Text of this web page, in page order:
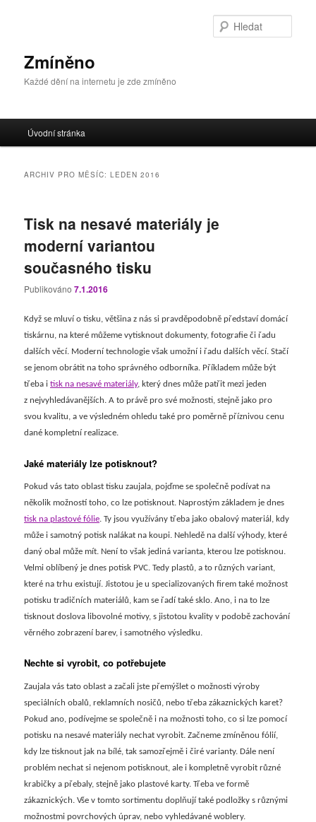
paneluZmíněno
Každé dění na internetu je zde zmíněno
navigační
Úvodní stránka
ARCHIV PRO MĚSÍC:LEDEN 2016
Tisk na nesavé materiály je
moderní variantou
současného tisku
Publikováno7.1.2016
Když se mluví o tisku, většina z nás si pravděpodobně představí domácí
tiskárnu, na které můžeme vytisknout dokumenty, fotografie či řadu
dalších věcí. Moderní technologie však umožní i řadu dalších věcí. Stačí
se jenom obrátit na toho správného odborníka. Příkladem může být
třeba itisk na nesavé materiály, který dnes může patřit mezi jeden
z nejvyhledávanějších. A to právě pro své možnosti, stejně jako pro
svou kvalitu, a ve výsledném ohledu také pro poměrně příznivou cenu
dané kompletní realizace.
Jaké materiály lze potisknout?
Pokud vás tato oblast tisku zaujala, pojďme se společně podívat na
několik možností toho, co lze potisknout. Naprostým základem je dnes
tisk na plastové fólie. Ty jsou využívány třeba jako obalový materiál, kdy
může i samotný potisk nalákat na koupi. Nehledě na další výhody, které
daný obal může mít. Není to však jediná varianta, kterou lze potisknou.
Velmi oblíbený je dnes potisk PVC. Tedy plastů, a to různých variant,
které na trhu existují. Jistotou je u specializovaných firem také možnost
potisku tradičních materiálů, kam se řadí také sklo. Ano, i na to lze
tisknout doslova libovolné motivy, s jistotou kvality v podobě zachování
věrného zobrazení barev, i samotného výsledku.
Nechte si vyrobit, co potřebujete
Zaujala vás tato oblast a začali jste přemýšlet o možnosti výroby
speciálních obalů, reklamních nosičů, nebo třeba zákaznických karet?
Pokud ano, podívejme se společně i na možnosti toho, co si lze pomocí
potisku na nesavé materiály nechat vyrobit. Začneme zmíněnou fólií,
kdy lze tisknout jak na bílé, tak samozřejmě i čiré varianty. Dále není
problém nechat si nejenom potisknout, ale i kompletně vyrobit různé
krabičky a přebaly, stejně jako plastové karty. Třeba ve formě
zákaznických. Vše v tomto sortimentu doplňují také podložky s různými
možnostmi povrchových úprav, nebo vyhledávané woblery.